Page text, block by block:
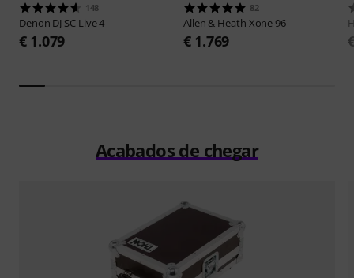
148
Denon DJ SC Live 4
€ 1.079
82
Allen & Heath Xone 96
€ 1.769
Acabados de chegar